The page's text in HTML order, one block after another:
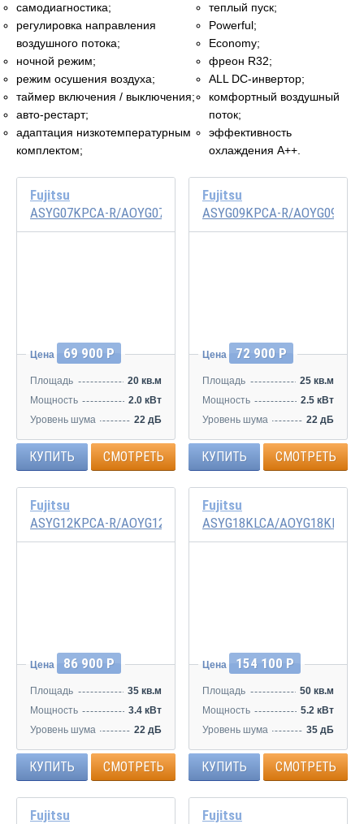
самодиагностика;
регулировка направления
воздушного потока;
ночной режим;
режим осушения воздуха;
таймер включения / выключения;
авто-рестарт;
адаптация низкотемпературным
комплектом;
теплый пуск;
Powerful;
Economy;
фреон R32;
ALL DC-инвертор;
комфортный воздушный
поток;
эффективность
охлаждения A++.
Fujitsu
ASYG07KPCA-R/AOYG07KPCA-R
Цена 69 900 Р
Площадь
20 кв.м
Мощность
2.0 кВт
Уровень шума
22 дБ
КУПИТЬ СМОТРЕТЬ
Fujitsu
ASYG09KPCA-R/
Цена 72 900 Р
Площадь
25 кв.м
Мощность
2.5 кВт
Уровень шума
22 дБ
КУПИТЬ СМОТРЕТЬ
Fujitsu
ASYG12KPCA-R/AOYG12KPCA-R
Цена 86 900 Р
Площадь
35 кв.м
Мощность
3.4 кВт
Уровень шума
22 дБ
КУПИТЬ СМОТРЕТЬ
Fujitsu
ASYG18KLCA/AOYG18KLCA
Цена 154 100 Р
Площадь
50 кв.м
Мощность
5.2 кВт
Уровень шума
35 дБ
КУПИТЬ СМОТРЕТЬ
Fujitsu
Fujitsu